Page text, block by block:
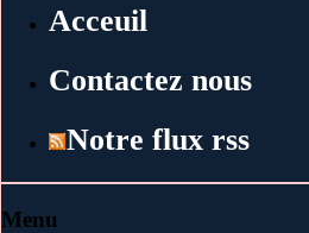
Acceuil
Contactez nous
Notre flux rss
Menu